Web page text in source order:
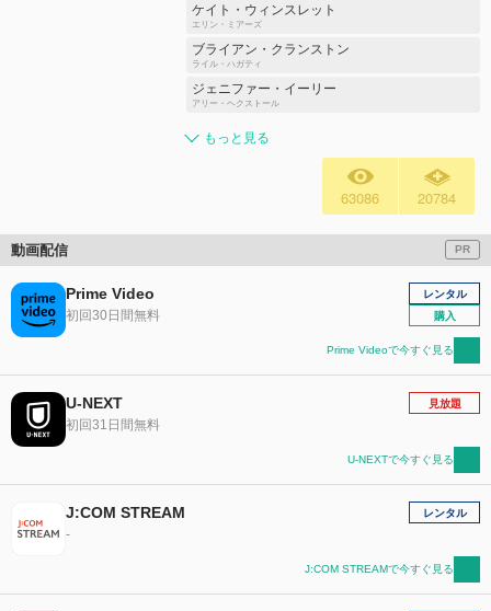
ケイト・ウィンスレット
エリン・ミアーズ
ブライアン・クランストン
ライル・ハガティ
ジェニファー・イーリー
アリー・ヘクストール
もっと見る
63086 20784
動画配信 PR
Prime Video
初回30日間無料
レンタル
購入
Prime Videoで今すぐ見る
U-NEXT
初回31日間無料
見放題
U-NEXTで今すぐ見る
J:COM STREAM
-
レンタル
J:COM STREAMで今すぐ見る